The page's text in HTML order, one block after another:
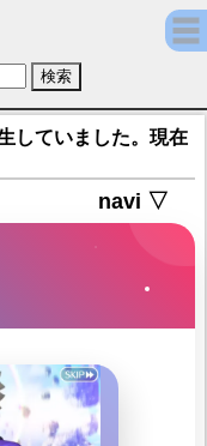
瞬)【Fate/Grand
していました。現在
navi ▽